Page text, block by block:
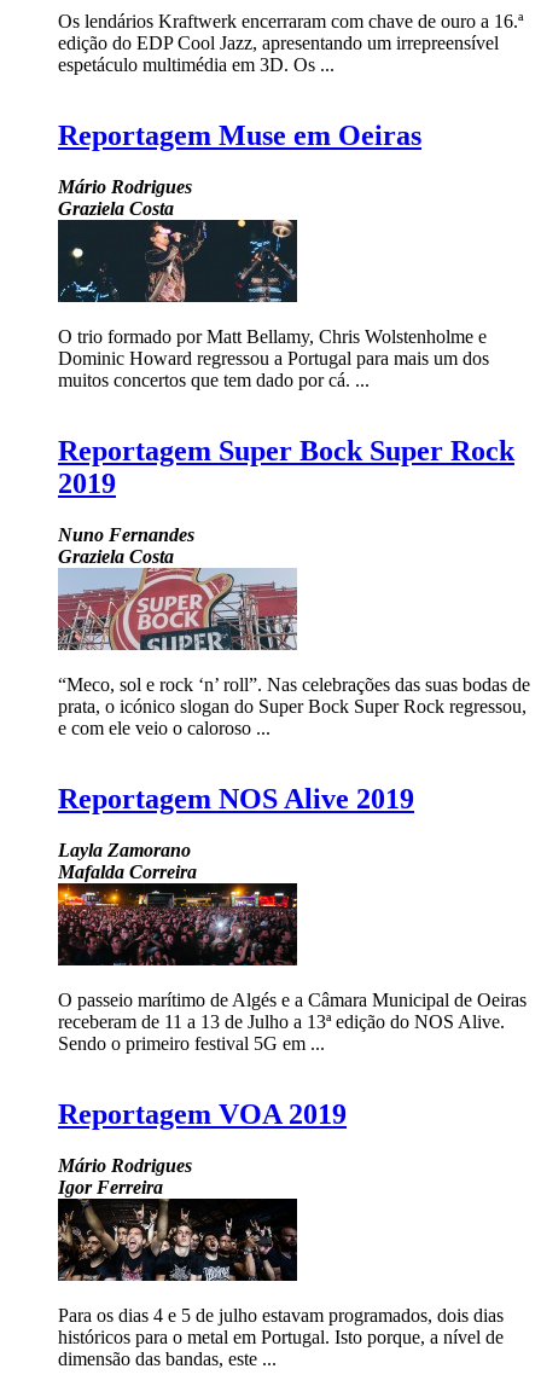
Os lendários Kraftwerk encerraram com chave de ouro a 16.ª
edição do EDP Cool Jazz, apresentando um irrepreensível
espetáculo multimédia em 3D. Os ...
Reportagem Muse em Oeiras
Mário Rodrigues
Graziela Costa
O trio formado por Matt Bellamy, Chris Wolstenholme e
Dominic Howard regressou a Portugal para mais um dos
muitos concertos que tem dado por cá. ...
Reportagem Super Bock Super Rock
2019
Nuno Fernandes
Graziela Costa
“Meco, sol e rock ‘n’ roll”. Nas celebrações das suas bodas de
prata, o icónico slogan do Super Bock Super Rock regressou,
e com ele veio o caloroso ...
Reportagem NOS Alive 2019
Layla Zamorano
Mafalda Correira
O passeio marítimo de Algés e a Câmara Municipal de Oeiras
receberam de 11 a 13 de Julho a 13ª edição do NOS Alive.
Sendo o primeiro festival 5G em ...
Reportagem VOA 2019
Mário Rodrigues
Igor Ferreira
Para os dias 4 e 5 de julho estavam programados, dois dias
históricos para o metal em Portugal. Isto porque, a nível de
dimensão das bandas, este ...